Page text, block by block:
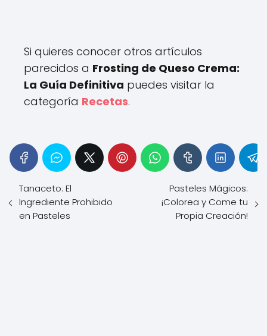
Si quieres conocer otros artículos
parecidos a Frosting de Queso Crema:
La Guía Definitiva puedes visitar la
categoría Recetas.
Tanaceto: El
Ingrediente Prohibido
en Pasteles
Pasteles Mágicos:
¡Colorea y Come tu
Propia Creación!